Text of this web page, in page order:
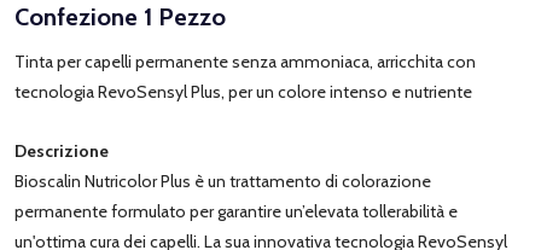
Confezione 1 Pezzo
Tinta per capelli permanente senza ammoniaca, arricchita con
tecnologia RevoSensyl Plus, per un colore intenso e nutriente
Descrizione
Bioscalin Nutricolor Plus è un trattamento di colorazione
permanente formulato per garantire un’elevata tollerabilità e
un'ottima cura dei capelli. La sua innovativa tecnologia RevoSensyl